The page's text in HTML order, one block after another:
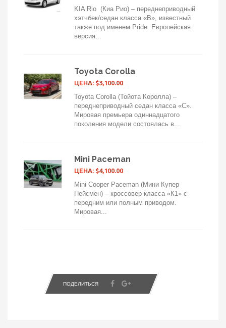
KIA Rio (Киа Рио) – переднеприводный
хэтчбек/седан класса «B», известный
также под именем Pride. Европейская
версия...
Toyota Corolla
ЦЕНА: $3,100.00
Toyota Corolla (Тойота Королла) –
переднеприводный седан класса «C».
Мировая премьера одиннадцатого
поколения модели состоялась в...
Mini Paceman
ЦЕНА: $4,100.00
Mini Cooper Paceman (Мини Купер
Пейсмен) – кроссовер класса «К1» с
передним или полным приводом.
Мировая...
ПОДЕЛИТЬСЯ